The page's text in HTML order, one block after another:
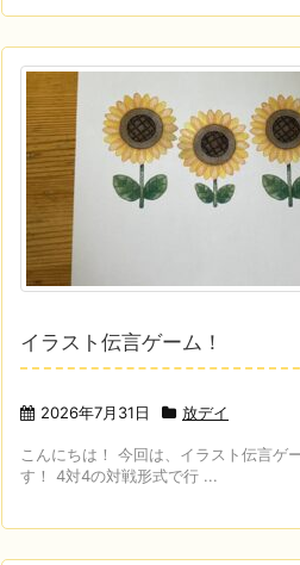
イラスト伝言ゲーム！
2026年7月31日 放デイ
こんにちは！ 今回は、イラスト伝言ゲ
す！ 4対4の対戦形式で行 ...